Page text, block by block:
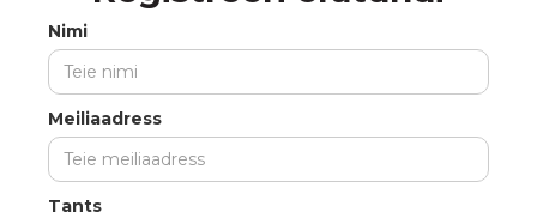
Nimi
Meiliaadress
Tants